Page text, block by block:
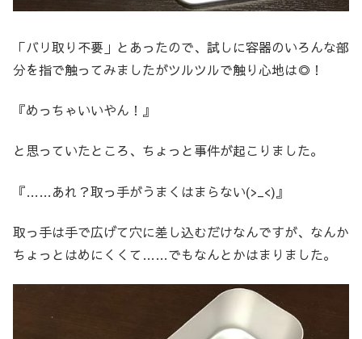
「バリ取り不要」とあったので、試しに容器のいろんな部
分を指で触ってみましたがツルツルで触り心地は◎！
『めっちゃいいやん！』
と思っていたところ、ちょっと事件が起こりました。
『……あれ？取っ手がうまくはまらない(>_<)』
取っ手は手で広げて穴に差し込むだけなんですが、なんか
ちょっとはめにくくて……でもなんとかはまりました。